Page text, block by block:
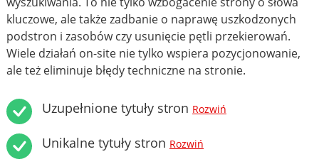
kluczowe, ale także zadbanie o naprawę uszkodzonych
podstron i zasobów czy usunięcie pętli przekierowań.
Wiele działań on-site nie tylko wspiera pozycjonowanie,
ale też eliminuje błędy techniczne na stronie.
Uzupełnione tytuły stron Rozwiń
Unikalne tytuły stron Rozwiń